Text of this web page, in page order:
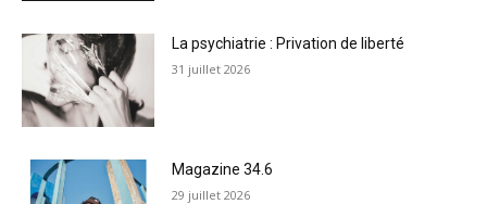
La psychiatrie : Privation de liberté
31 juillet 2026
Magazine 34.6
29 juillet 2026